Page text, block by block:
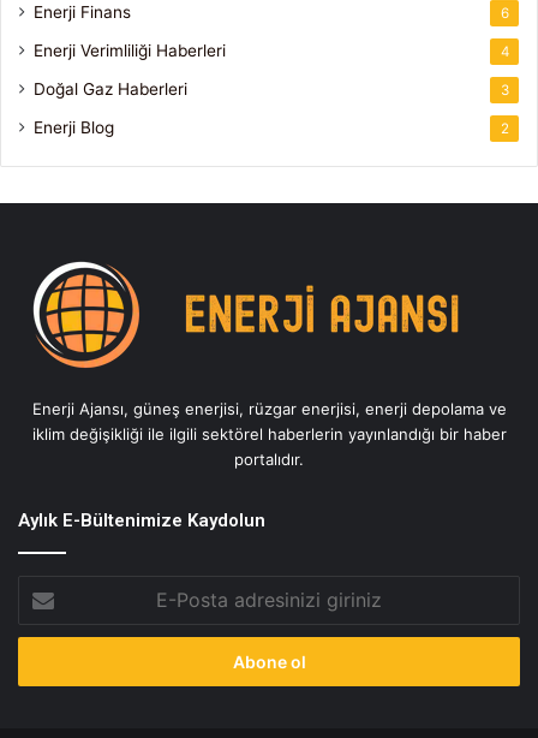
Enerji Finans 6
Enerji Verimliliği Haberleri 4
Doğal Gaz Haberleri 3
Enerji Blog 2
Enerji Ajansı, güneş enerjisi, rüzgar enerjisi, enerji depolama ve
iklim değişikliği ile ilgili sektörel haberlerin yayınlandığı bir haber
portalıdır.
Aylık E-Bültenimize Kaydolun
Posta
adresinizi